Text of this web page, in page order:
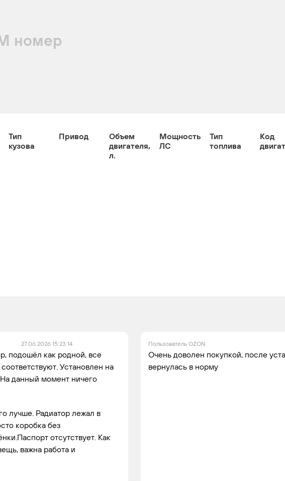
номер
Тип
кузова
Привод
Объем
двигателя,
л.
Мощность
ЛС
Тип
топлива
Код
27.06.2026 15:23:14
подошёл как родной, все
Установлен на
На данный момент ничего
лучше. Радиатор лежал в
коробка без
отсутствует. Как
важна работа и
Пользователь OZON
Очень доволен покупкой, после
вернулась в норму